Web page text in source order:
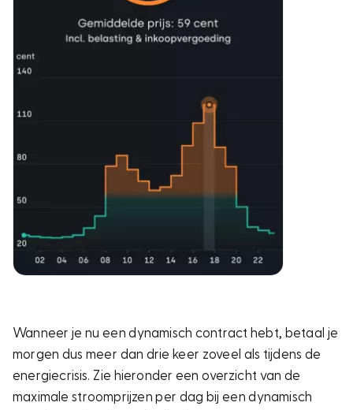
Wanneer je nu een dynamisch contract hebt, betaal je
morgen dus meer dan drie keer zoveel als tijdens de
energiecrisis. Zie hieronder een overzicht van de
maximale stroomprijzen per dag bij een dynamisch